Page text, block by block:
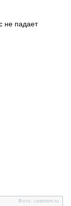
не падает
Фото: casetsm.ru